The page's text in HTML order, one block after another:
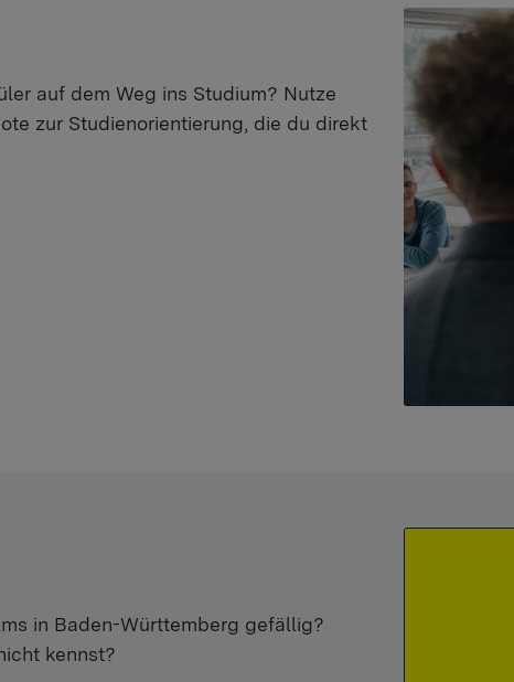
auf dem Weg ins Studium? Nutze
zur Studienorientierung, die du direkt
in Baden-Württemberg gefällig?
kennst?